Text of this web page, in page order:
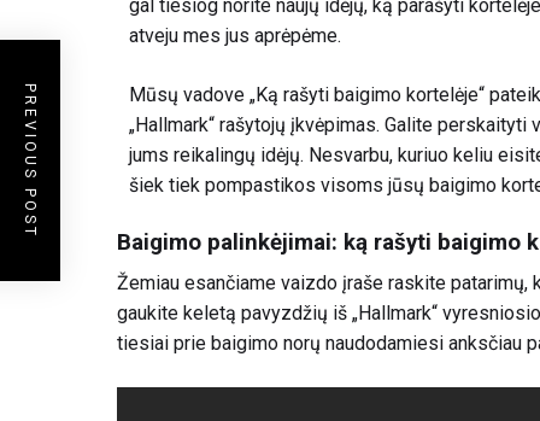
gal tiesiog norite naujų idėjų, ką parašyti
atveju mes jus aprėpėme.
Mūsų vadove „Ką rašyti baigimo kortelėje“
„Hallmark“ rašytojų įkvėpimas. Galite
jums reikalingų idėjų. Nesvarbu, kuriuo keliu
šiek tiek pompastikos visoms jūsų baigimo
Baigimo palinkėjimai: ką rašyti baigimo
Žemiau esančiame vaizdo įraše raskite
gaukite keletą pavyzdžių iš „Hallmark“
tiesiai prie baigimo norų naudodamiesi anksčiau
PREVIOUS POST